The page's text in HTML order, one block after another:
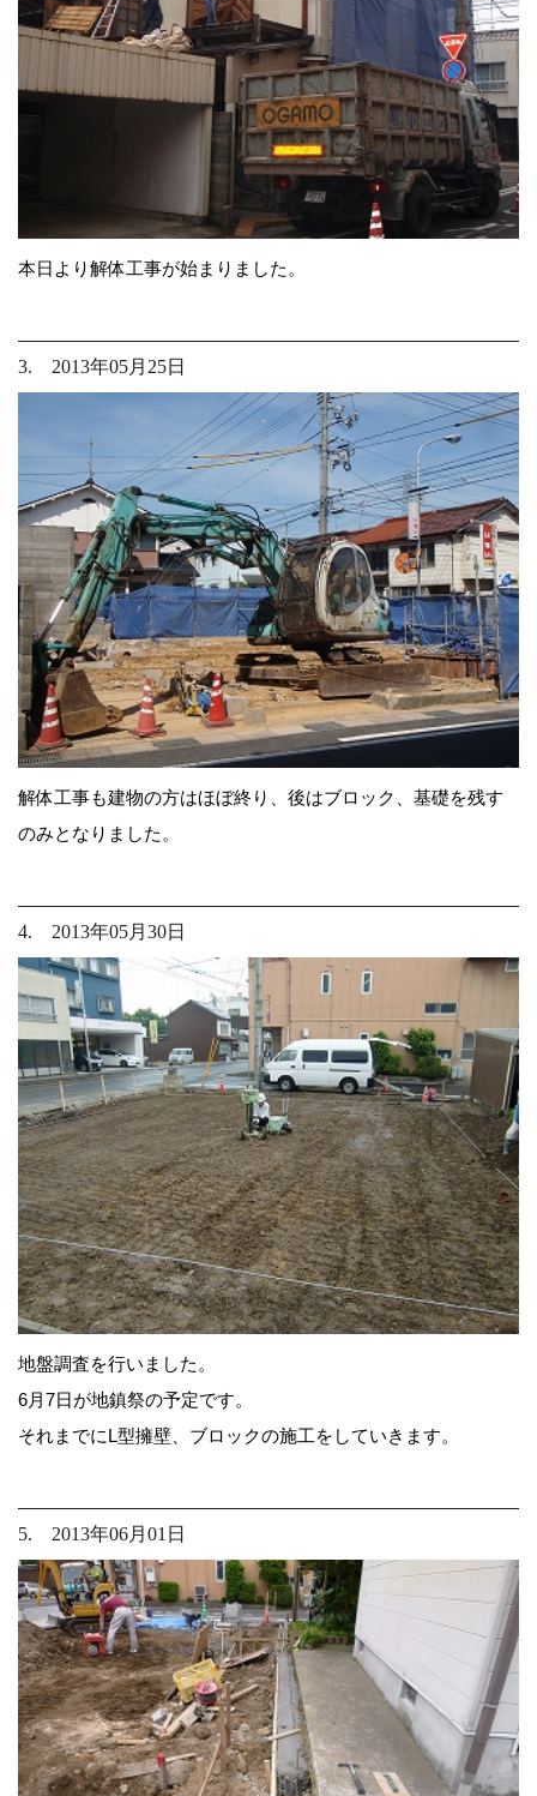
本日より解体工事が始まりました。
3. 2013年05月25日
解体工事も建物の方はほぼ終り、後はブロック、基礎を残す
のみとなりました。
4. 2013年05月30日
地盤調査を行いました。
6月7日が地鎮祭の予定です。
それまでにL型擁壁、ブロックの施工をしていきます。
5. 2013年06月01日